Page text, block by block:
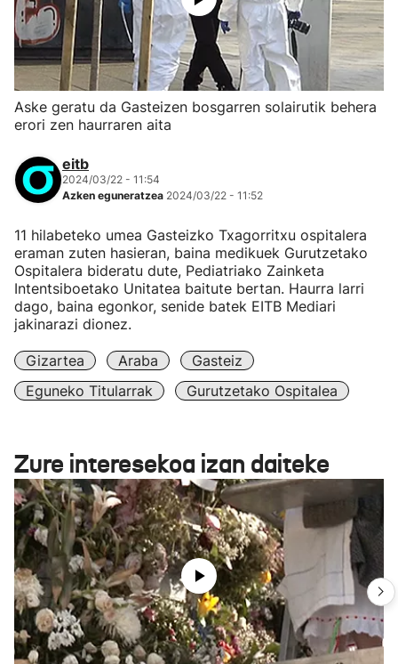
Aske geratu da Gasteizen bosgarren solairutik behera
erori zen haurraren aita
eitb
2024/03/22 - 11:54
Azken eguneratzea 2024/03/22 - 11:52
11 hilabeteko umea Gasteizko Txagorritxu ospitalera
eraman zuten hasieran, baina medikuek Gurutzetako
Ospitalera bideratu dute, Pediatriako Zainketa
Intentsiboetako Unitatea baitute bertan. Haurra larri
dago, baina egonkor, senide batek EITB Mediari
jakinarazi dionez.
Gizartea Araba
Gasteiz
Eguneko Titularrak
Gurutzetako Ospitalea
Zure interesekoa izan daiteke